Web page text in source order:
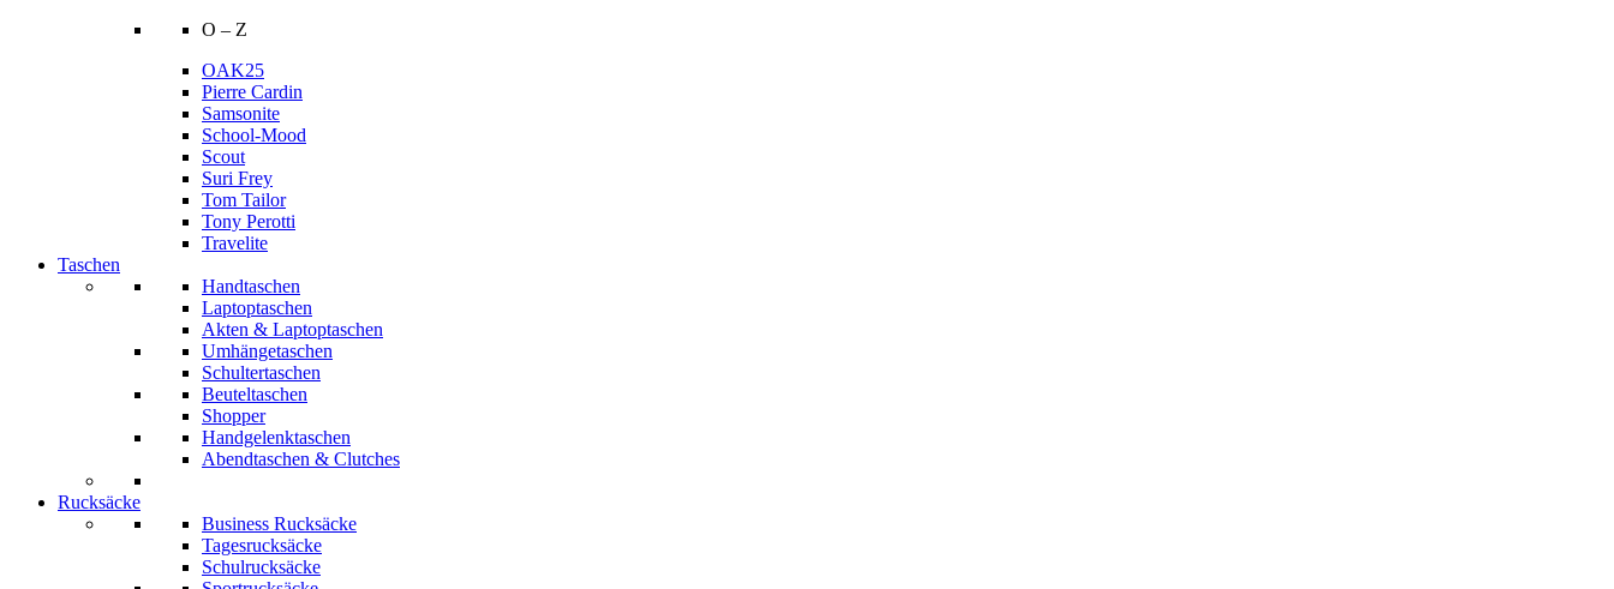
O – Z
OAK25
Pierre Cardin
Samsonite
School-Mood
Scout
Suri Frey
Tom Tailor
Tony Perotti
Travelite
Taschen
Handtaschen
Laptoptaschen
Akten & Laptoptaschen
Umhängetaschen
Schultertaschen
Beuteltaschen
Shopper
Handgelenktaschen
Abendtaschen & Clutches
Rucksäcke
Business Rucksäcke
Tagesrucksäcke
Schulrucksäcke